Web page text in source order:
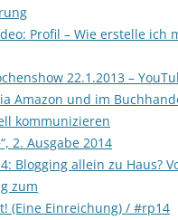
Profil – Wie erstelle ich
22.1.2013 –
Amazon und im
kommunizieren
2. Ausgabe 2014
Blogging allein zu Haus?
zum
(Eine Einreichung) / #rp14